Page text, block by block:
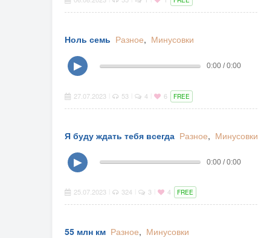
Ноль семь Разное, Минусовки
▶ 0:00 / 0:00
27.07.2023 53 4 6 FREE
Я буду ждать тебя всегда Разное, Минусовки
▶ 0:00 / 0:00
25.07.2023 324 3 4 FREE
55 млн км Разное, Минусовки